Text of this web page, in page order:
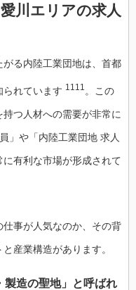
川エリアの求人
る内陸工業団地は、首都
られています 1111 。この
つ人材への需要が非常に
」や「内陸工業団地 求人
有利な市場が形成されて
事が人気なのか、その背
産業構造があります。
製造の聖地」と呼ばれ